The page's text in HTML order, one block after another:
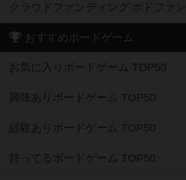
クラウドファンディング ボドファン
おすすめボードゲーム
お気に入りボードゲーム TOP50
興味ありボードゲーム TOP50
経験ありボードゲーム TOP50
持ってるボードゲーム TOP50